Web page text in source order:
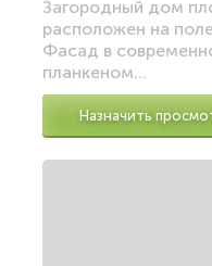
Загородный дом
расположен на
Фасад в
планкеном...
Назначить